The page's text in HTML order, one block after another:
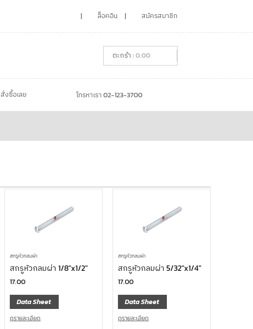
ล็อคอิน สมัครสมาชิก
0.00
สั่งซื้อเลย โทรหาเรา 02-123-3700
สกรูหัวกลมผ่า
สกรูหัวกลมผ่า 1/8″x1/2″
17.00
Data Sheet
ดูรายละเอียด
สกรูหัวกลมผ่า
สกรูหัวกลมผ่า 5/32″x1/4″
17.00
Data Sheet
ดูรายละเอียด